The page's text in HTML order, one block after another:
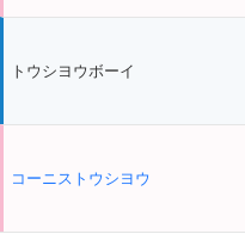
トウシヨウボーイ
コーニストウシヨウ